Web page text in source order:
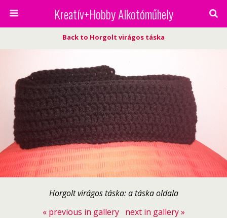
Kreatív+Hobby Alkotóműhely
Back to Horgolt virágos táska
Horgolt virágos táska: a táska oldala
« previous in gallery
next in gallery »